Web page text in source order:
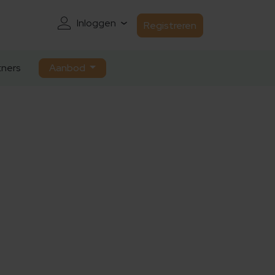
Inloggen Registreren
Aanbod